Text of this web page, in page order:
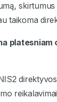
skirtumus
taikoma
platesniam